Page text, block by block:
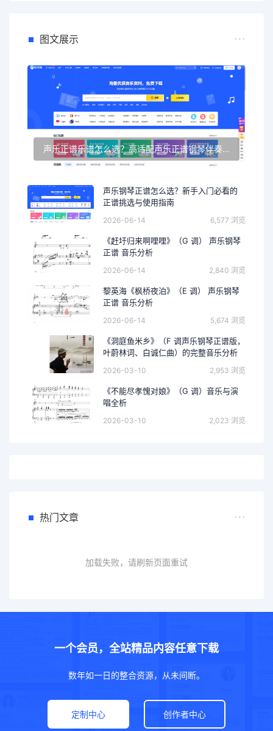
图文展示
声乐正谱乐谱怎么选？高适配声乐正谱钢琴伴奏资源推荐
声乐钢琴正谱怎么选？新手入门必看的
正谱挑选与使用指南
2026-06-14 6,577 浏览
《赶圩归来啊哩哩》（G 调） 声乐钢琴
正谱 音乐分析
2026-06-14 2,840 浏览
黎英海《枫桥夜泊》（E 调） 声乐钢琴
正谱 音乐分析
2026-06-14 5,674 浏览
《洞庭鱼米乡》（F 调声乐钢琴正谱版，
叶蔚林词、白诚仁曲）的完整音乐分析
2026-03-10 2,953 浏览
《不能尽孝愧对娘》（G 调）音乐与演
唱全析
2026-03-10 2,023 浏览
热门文章
加载失败，请刷新页面重试
一个会员，全站精品内容任意下载
数年如一日的整合资源，从未间断。
定制中心 创作者中心